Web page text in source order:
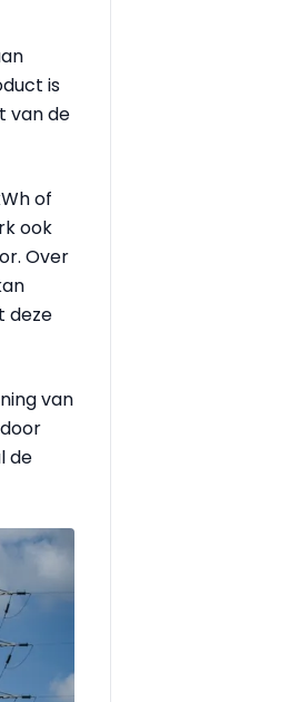
is
van de
of
ook
Over
deze
van
de